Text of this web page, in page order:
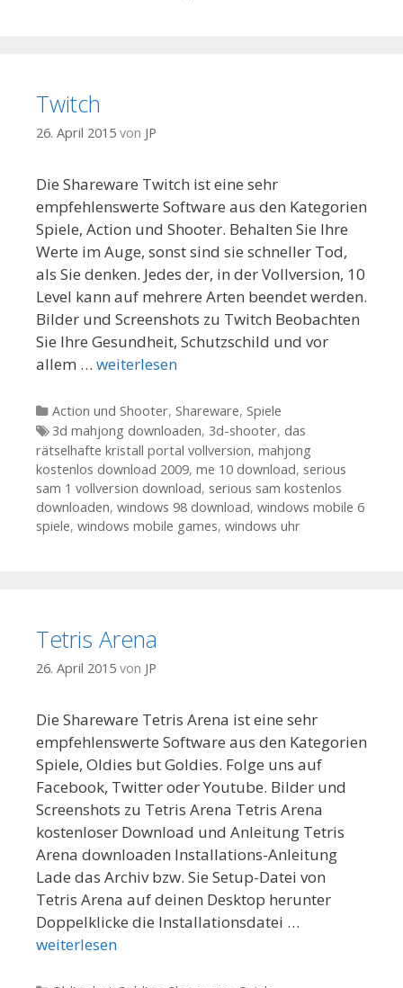
Twitch
26. April 2015 von JP
Die Shareware Twitch ist eine sehr
empfehlenswerte Software aus den Kategorien
Spiele, Action und Shooter. Behalten Sie Ihre
Werte im Auge, sonst sind sie schneller Tod,
als Sie denken. Jedes der, in der Vollversion, 10
Level kann auf mehrere Arten beendet werden.
Bilder und Screenshots zu Twitch Beobachten
Sie Ihre Gesundheit, Schutzschild und vor
allem … weiterlesen
Kategorien
Action und Shooter, Shareware, Spiele
Tags
3d mahjong downloaden, 3d-shooter, das
rätselhafte kristall portal vollversion, mahjong
kostenlos download 2009, me 10 download, serious
sam 1 vollversion download, serious sam kostenlos
downloaden, windows 98 download, windows mobile 6
spiele, windows mobile games, windows uhr
Tetris Arena
26. April 2015 von JP
Die Shareware Tetris Arena ist eine sehr
empfehlenswerte Software aus den Kategorien
Spiele, Oldies but Goldies. Folge uns auf
Facebook, Twitter oder Youtube. Bilder und
Screenshots zu Tetris Arena Tetris Arena
kostenloser Download und Anleitung Tetris
Arena downloaden Installations-Anleitung
Lade das Archiv bzw. Sie Setup-Datei von
Tetris Arena auf deinen Desktop herunter
Doppelklicke die Installationsdatei …
weiterlesen